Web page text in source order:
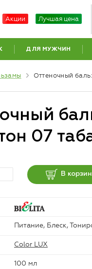
Акции Лучшая цена
ДЛЯ МУЖЧИН
Оттеночный
07
В
Питание, Блеск,
Color LUX
100 мл